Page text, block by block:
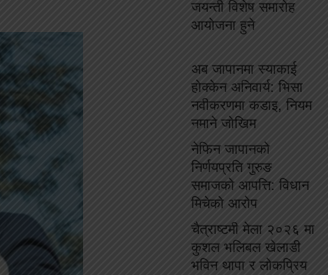
जयन्ती विशेष समारोह
आयोजना हुने
अब जापानमा स्याकाई
होक्केन अनिवार्य: भिसा
नवीकरणमा कडाइ, नियम
नमाने जोखिम
नेफिन जापानको
निर्णयप्रति गुरुङ
समाजको आपत्ति: विधान
मिचेको आरोप
चैत्राष्टमी मेला २०२६ मा
कुशल भलिबल खेलाडी
भविन थापा र लोकप्रिय